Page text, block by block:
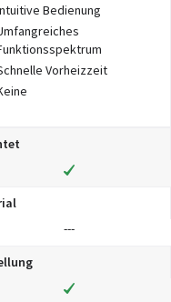
Bedienung
Vorheizzeit
---